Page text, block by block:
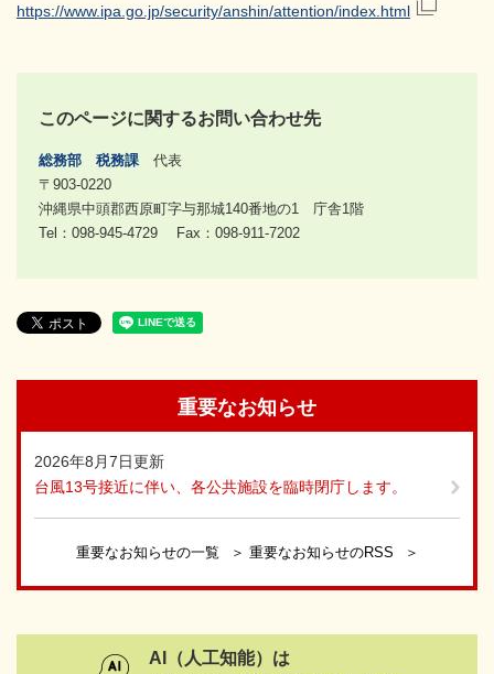
https://www.ipa.go.jp/security/anshin/attention/index.html
このページに関するお問い合わせ先
総務部 税務課
代表
〒903-0220
沖縄県中頭郡西原町字与那城140番地の1 庁舎1階
Tel：098-945-4729
Fax：098-911-7202
重要なお知らせ
2026年8月7日更新
台風13号接近に伴い、各公共施設を臨時閉庁します。
重要なお知らせの一覧 重要なお知らせのRSS
AI（人工知能）は